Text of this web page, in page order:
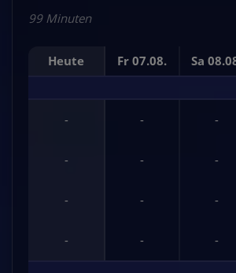
99 Minuten
Heute Fr 07.08. Sa
- - -
- - -
- - -
- - -